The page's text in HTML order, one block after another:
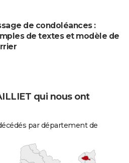
de condoléances :
de textes et modèle de
qui nous ont
par département de